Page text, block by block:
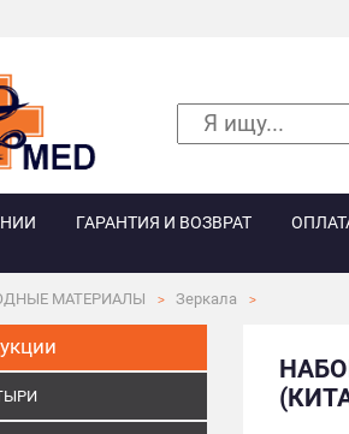
ГАРАНТИЯ И ВОЗВРАТ
МАТЕРИАЛЫ Зеркала